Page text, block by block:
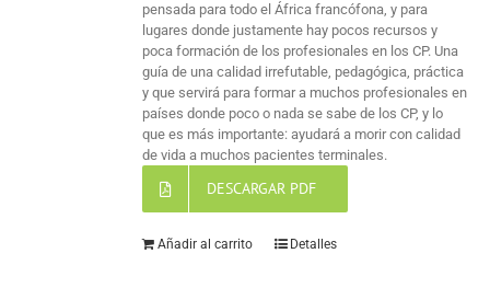
pensada para todo el África francófona, y para
lugares donde justamente hay pocos recursos y
poca formación de los profesionales en los CP. Una
guía de una calidad irrefutable, pedagógica, práctica
y que servirá para formar a muchos profesionales en
países donde poco o nada se sabe de los CP, y lo
que es más importante: ayudará a morir con calidad
de vida a muchos pacientes terminales.
DESCARGAR PDF
Añadir al carrito Detalles